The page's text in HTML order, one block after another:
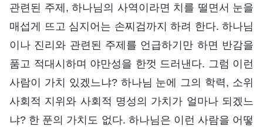
관련된 주제, 하나님의 사역이라면 치를 떨면서 눈을
매섭게 뜨고 심지어는 손찌검까지 하려 한다. 하나님
이나 진리와 관련된 주제를 언급하기만 하면 반감을
품고 적대시하며 야만성을 한껏 드러낸다. 그럼 이런
사람이 가치 있겠느냐? 하나님 눈에 그의 학력, 소위
사회적 지위와 사회적 명성의 가치가 얼마나 되겠느
냐? 한 푼의 가치도 없다. 하나님은 이런 사람을 어떻